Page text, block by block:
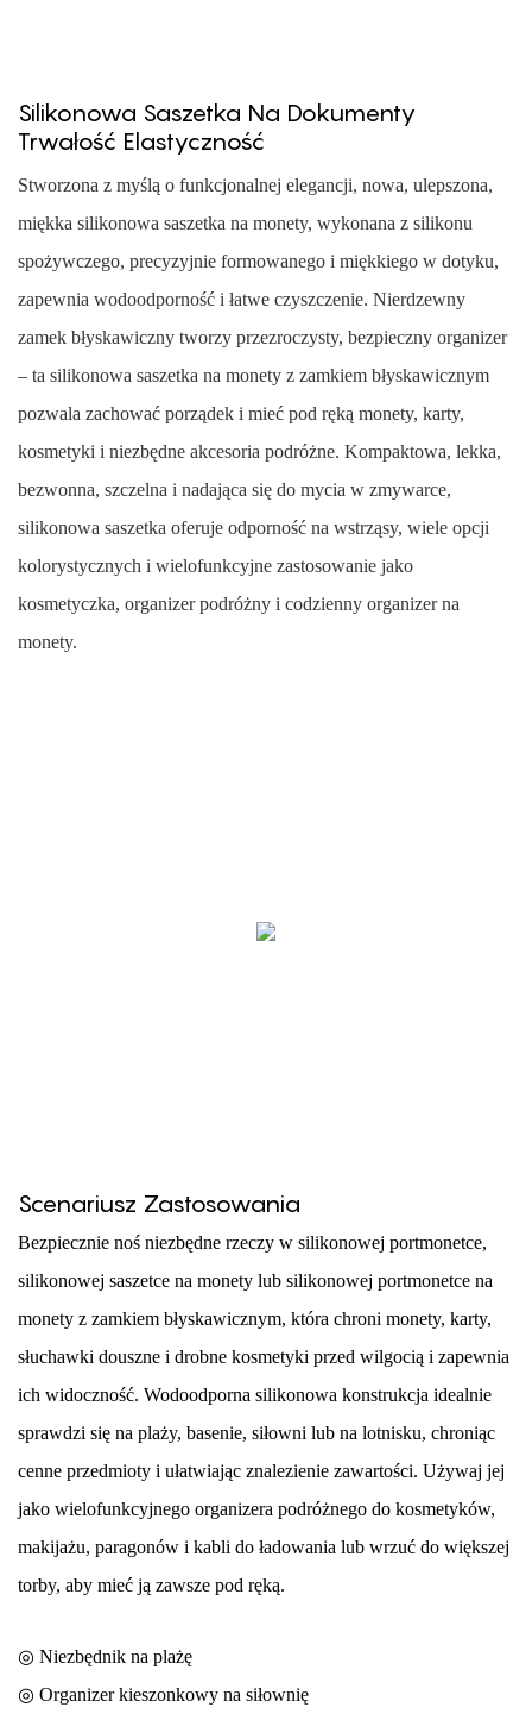
Silikonowa Saszetka Na Dokumenty
Trwałość Elastyczność
Stworzona z myślą o funkcjonalnej elegancji, nowa, ulepszona,
miękka silikonowa saszetka na monety, wykonana z silikonu
spożywczego, precyzyjnie formowanego i miękkiego w dotyku,
zapewnia wodoodporność i łatwe czyszczenie. Nierdzewny
zamek błyskawiczny tworzy przezroczysty, bezpieczny organizer
– ta silikonowa saszetka na monety z zamkiem błyskawicznym
pozwala zachować porządek i mieć pod ręką monety, karty,
kosmetyki i niezbędne akcesoria podróżne. Kompaktowa, lekka,
bezwonna, szczelna i nadająca się do mycia w zmywarce,
silikonowa saszetka oferuje odporność na wstrząsy, wiele opcji
kolorystycznych i wielofunkcyjne zastosowanie jako
kosmetyczka, organizer podróżny i codzienny organizer na
monety.
Scenariusz Zastosowania
Bezpiecznie noś niezbędne rzeczy w silikonowej portmonetce,
silikonowej saszetce na monety lub silikonowej portmonetce na
monety z zamkiem błyskawicznym, która chroni monety, karty,
słuchawki douszne i drobne kosmetyki przed wilgocią i zapewnia
ich widoczność. Wodoodporna silikonowa konstrukcja idealnie
sprawdzi się na plaży, basenie, siłowni lub na lotnisku, chroniąc
cenne przedmioty i ułatwiając znalezienie zawartości. Używaj jej
jako wielofunkcyjnego organizera podróżnego do kosmetyków,
makijażu, paragonów i kabli do ładowania lub wrzuć do większej
torby, aby mieć ją zawsze pod ręką.
◎ Niezbędnik na plażę
◎ Organizer kieszonkowy na siłownię